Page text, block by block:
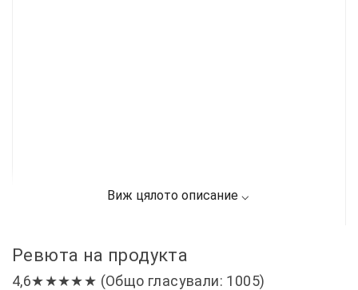
Ревюта на продукта
4,6★★★★★ (Общо гласували: 1005)